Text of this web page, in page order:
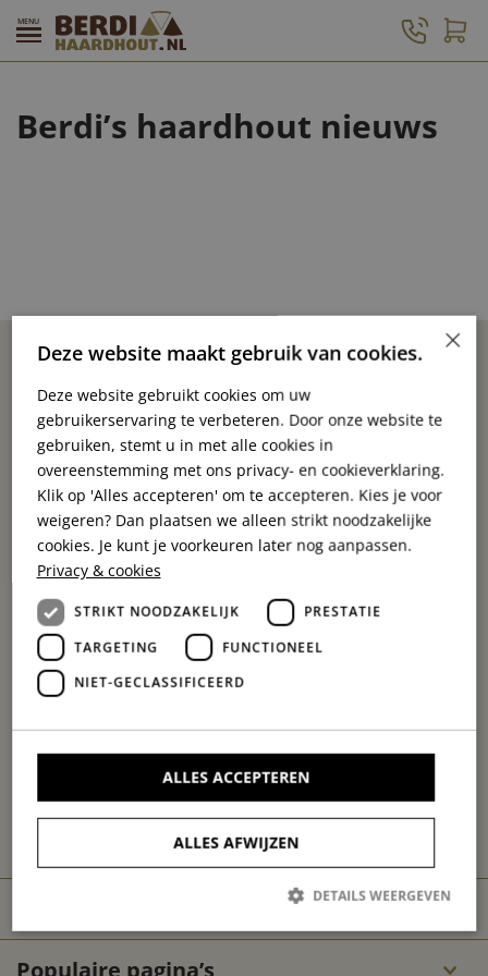
Berdi’s haardhout nieuws
Houtsoorten en
hoeveelheden
Van Flevolandse boom tot
Nederlandse kachel: alles in
Hakstraat 18
8308 AH Nagele
0527 - 711 107
info@berdihaardhout.nl
Populaire pagina’s
×
Deze website maakt gebruik van cookies.
Deze website gebruikt cookies om uw
gebruikerservaring te verbeteren. Door onze website te
gebruiken, stemt u in met alle cookies in
overeenstemming met ons privacy- en cookieverklaring.
Klik op 'Alles accepteren' om te accepteren. Kies je voor
weigeren? Dan plaatsen we alleen strikt noodzakelijke
cookies. Je kunt je voorkeuren later nog aanpassen.
Privacy & cookies
STRIKT NOODZAKELIJK
PRESTATIE
TARGETING
FUNCTIONEEL
NIET-GECLASSIFICEERD
ALLES ACCEPTEREN
ALLES AFWIJZEN
DETAILS WEERGEVEN
Strikt noodzakelijk Prestatie